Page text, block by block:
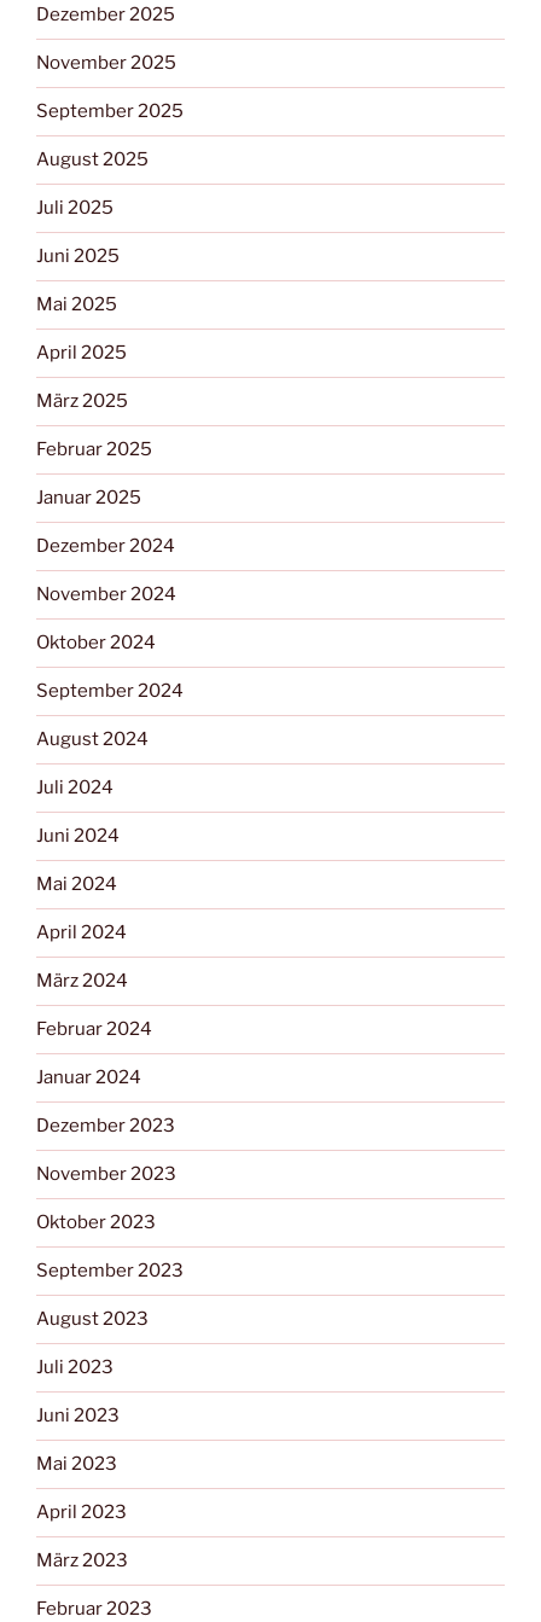
Dezember 2025
November 2025
September 2025
August 2025
Juli 2025
Juni 2025
Mai 2025
April 2025
März 2025
Februar 2025
Januar 2025
Dezember 2024
November 2024
Oktober 2024
September 2024
August 2024
Juli 2024
Juni 2024
Mai 2024
April 2024
März 2024
Februar 2024
Januar 2024
Dezember 2023
November 2023
Oktober 2023
September 2023
August 2023
Juli 2023
Juni 2023
Mai 2023
April 2023
März 2023
Februar 2023